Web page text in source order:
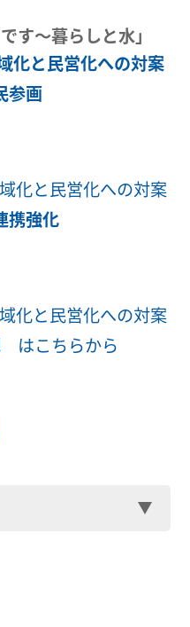
す～暮らしと水」
と民営化への対案
画
化と民営化への対案
携強化
化と民営化への対案
はこちらから